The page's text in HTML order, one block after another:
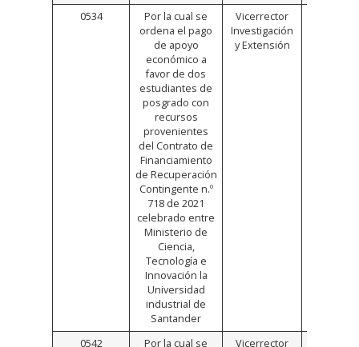
0534
Por la cual se
ordena el pago
de apoyo
económico a
favor de dos
estudiantes de
posgrado con
recursos
provenientes
del Contrato de
Financiamiento
de Recuperación
Contingente n.º
718 de 2021
celebrado entre
Ministerio de
Ciencia,
Tecnología e
Innovación la
Universidad
industrial de
Santander
Vicerrector
Investigación
y Extensión
0542
Por la cual se
Vicerrector